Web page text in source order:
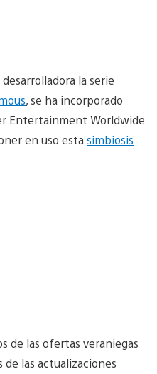
la serie
, se ha incorporado
Entertainment Worldwide
en uso esta simbiosis
de las ofertas veraniegas
las actualizaciones